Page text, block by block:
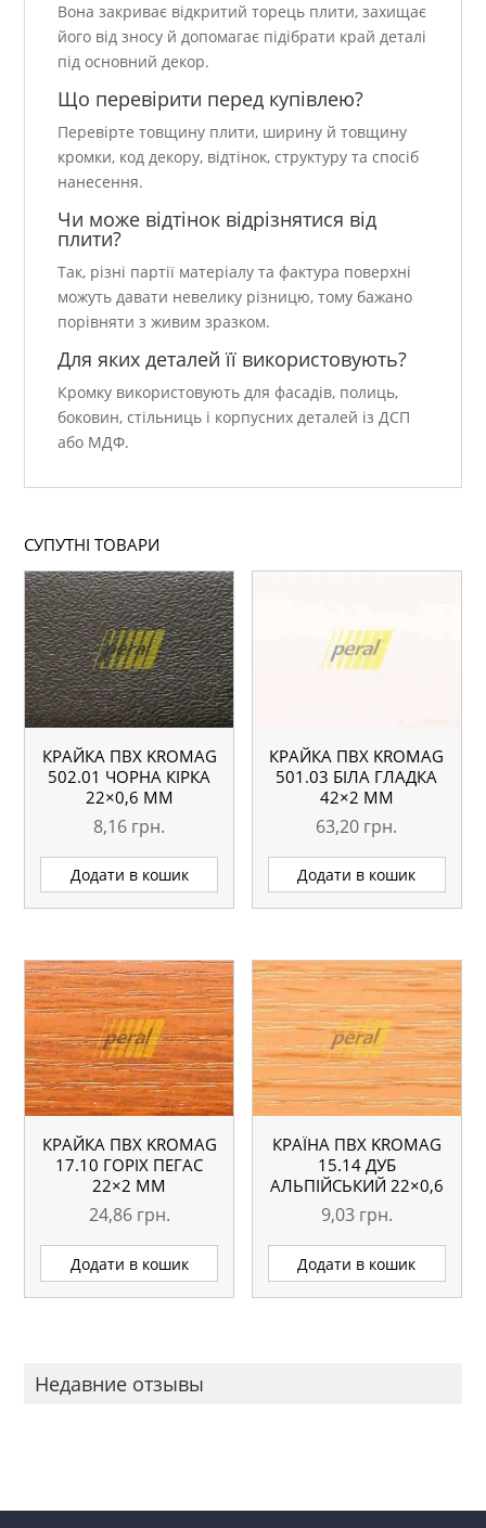
Вона закриває відкритий торець плити, захищає
його від зносу й допомагає підібрати край деталі
під основний декор.
Що перевірити перед купівлею?
Перевірте товщину плити, ширину й товщину
кромки, код декору, відтінок, структуру та спосіб
нанесення.
Чи може відтінок відрізнятися від
плити?
Так, різні партії матеріалу та фактура поверхні
можуть давати невелику різницю, тому бажано
порівняти з живим зразком.
Для яких деталей її використовують?
Кромку використовують для фасадів, полиць,
боковин, стільниць і корпусних деталей із ДСП
або МДФ.
СУПУТНІ ТОВАРИ
КРАЙКА ПВХ KROMAG
502.01 ЧОРНА КІРКА
22×0,6 ММ
8,16 грн.
Додати в кошик
КРАЙКА ПВХ KROMAG
501.03 БІЛА ГЛАДКА
42×2 ММ
63,20 грн.
Додати в кошик
КРАЙКА ПВХ KROMAG
17.10 ГОРІХ ПЕГАС
22×2 ММ
24,86 грн.
Додати в кошик
КРАЇНА ПВХ KROMAG
15.14 ДУБ
АЛЬПІЙСЬКИЙ 22×0,6
ММ
9,03 грн.
Додати в кошик
Недавние отзывы